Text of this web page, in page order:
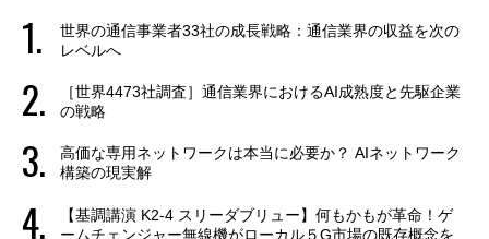
世界の通信事業者33社の成長戦略：通信業界の収益を次の
レベルへ
［世界4473社調査］通信業界におけるAI成熟度と先駆企業
の戦略
高価な専用ネットワークは本当に必要か？ AIネットワーク
構築の現実解
【基調講演 K2-4 スリーダブリュー】何もかもが革命！ゲ
ームチェンジャー無線機がローカル５G市場の既存概念を